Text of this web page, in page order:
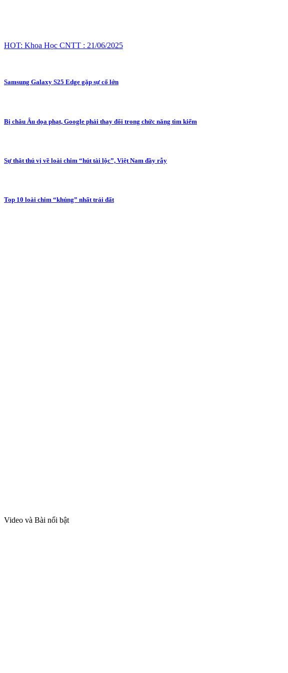
HOT: Khoa Học CNTT : 21/06/2025
Samsung Galaxy S25 Edge gặp sự cố lớn
Bị châu Âu dọa phạt, Google phải thay đổi trong chức năng tìm kiếm
Sự thật thú vị về loài chim “hút tài lộc”, Việt Nam đầy rẫy
Top 10 loài chim “khủng” nhất trái đất
Video và Bài nổi bật